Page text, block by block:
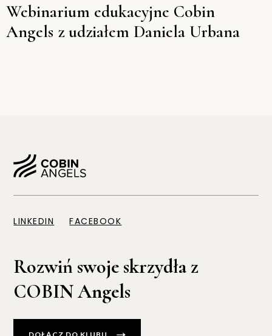
Webinarium edukacyjne Cobin
Angels z udziałem Daniela Urbana
LINKEDIN FACEBOOK
Rozwiń swoje skrzydła z
COBIN Angels
DOŁĄCZ DO KLUBU